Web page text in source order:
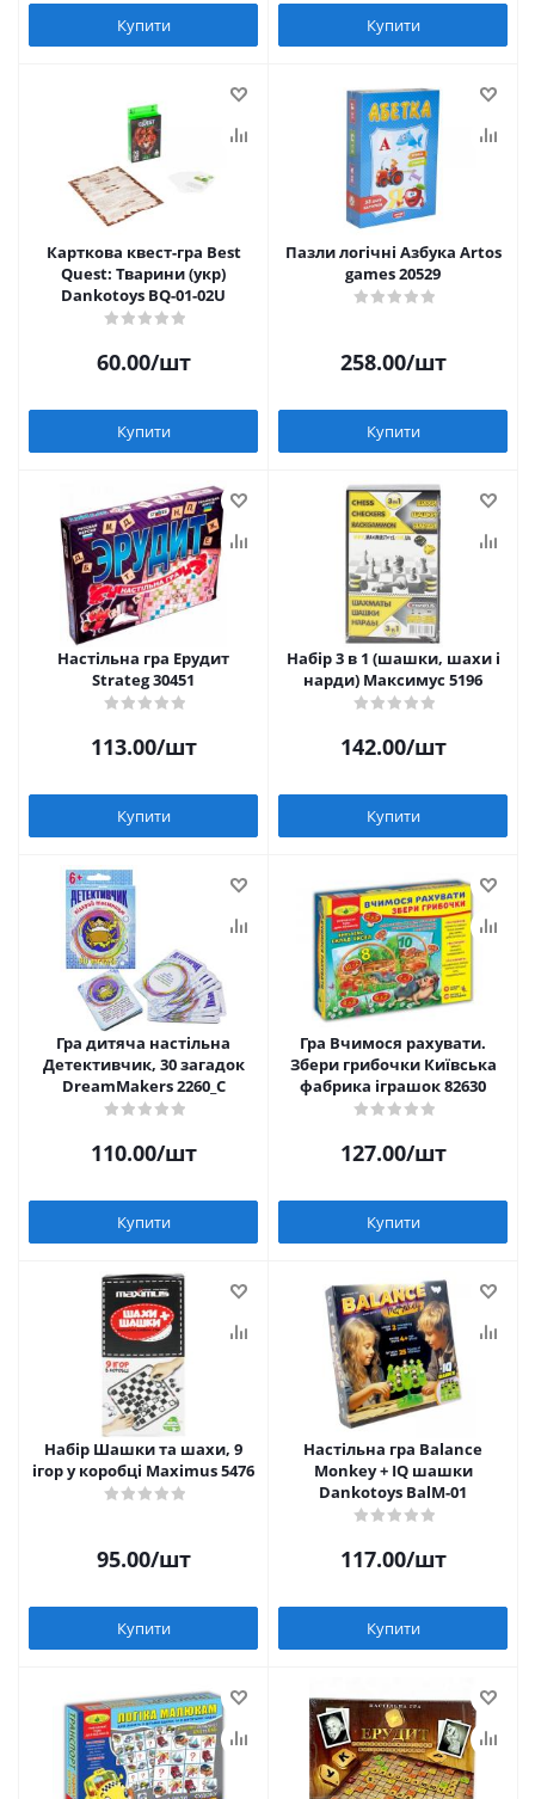
Купити Купити
Карткова квест-гра Best
Quest: Тварини (укр)
Dankotoys BQ-01-02U
60.00/шт
Купити
Пазли логічні Азбука Artos
games 20529
258.00/шт
Купити
Настільна гра Ерудит
Strateg 30451
113.00/шт
Купити
Набір 3 в 1 (шашки, шахи і
нарди) Максимус 5196
142.00/шт
Купити
Гра дитяча настільна
Детективчик, 30 загадок
DreamMakers 2260_C
110.00/шт
Купити
Гра Вчимося рахувати.
Збери грибочки Київська
фабрика іграшок 82630
127.00/шт
Купити
Набір Шашки та шахи, 9
ігор у коробці Maximus 5476
95.00/шт
Купити
Настільна гра Balance
Monkey + IQ шашки
Dankotoys BalM-01
117.00/шт
Купити